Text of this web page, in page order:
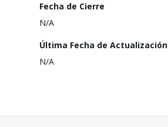
Fecha de Cierre
N/A
Última Fecha de Actualización
N/A